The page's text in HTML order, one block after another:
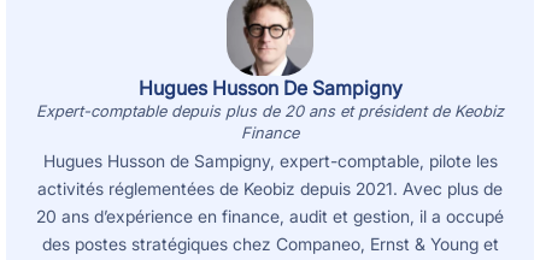
Hugues Husson De Sampigny
Expert-comptable depuis plus de 20 ans et président de Keobiz
Finance
Hugues Husson de Sampigny, expert-comptable, pilote les
activités réglementées de Keobiz depuis 2021. Avec plus de
20 ans d’expérience en finance, audit et gestion, il a occupé
des postes stratégiques chez Companeo, Ernst & Young et